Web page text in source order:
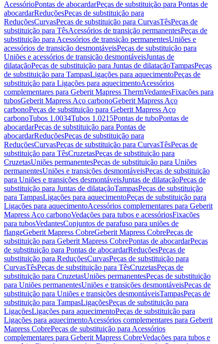
AcessórioPontas de abocardarPeças de substituição para Pontas de
abocardarReduçõesPeças de substituição para
ReduçõesCurvasPeças de substituição para CurvasTêsPeças de
substituição para TêsAcessórios de transição permanentesPeças de
substituição para Acessórios de transição permanentesUniões e
acessórios de transição desmontáveisPeças de substituição para
Uniões e acessórios de transição desmontáveisJuntas de
dilataçãoPeças de substituição para Juntas de dilataçãoTampasPeças
de substituição para TampasLigações para aquecimentoPeças de
substituição para Ligações para aquecimentoAcessórios
complementares para Geberit Mapress ThermVedantesFixações para
tubosGeberit Mapress Aço carbonoGeberit Mapress Aço
carbonoPeças de substituição para Geberit Mapress Aço
carbonoTubos 1.0034Tubos 1.0215Pontas de tuboPontas de
abocardarPeças de substituição para Pontas de
abocardarReduçõesPeças de substituição para
ReduçõesCurvasPeças de substituição para CurvasTêsPeças de
substituição para TêsCruzetasPeças de substituição para
CruzetasUniões permanentesPeças de substituição para Uniões
permanentesUniões e transições desmontáveisPeças de substituição
para Uniões e transições desmontáveisJuntas de dilataçãoPeças de
substituição para Juntas de dilataçãoTampasPeças de substituição
para TampasLigações para aquecimentoPeças de substituição para
Ligações para aquecimentoAcessórios complementares para Geberit
Mapress Aço carbonoVedações para tubos e acessóriosFixações
para tubosVedantesConjuntos de parafuso para uniões de
flangeGeberit Mapress CobreGeberit Mapress CobrePeças de
substituição para Geberit Mapress CobrePontas de abocardarPeças
de substituição para Pontas de abocardarReduçõesPeças de
substituição para ReduçõesCurvasPeças de substituição para
CurvasTêsPeças de substituição para TêsCruzetasPeças de
substituição para CruzetasUniões permanentesPeças de substituição
para Uniões permanentesUniões e transições desmontáveisPeças de
substituição para Uniões e transições desmontáveisTampasPeças de
substituição para TampasLigaçõesPeças de substituição para
LigaçõesLigações para aquecimentoPeças de substituição para
Ligações para aquecimentoAcessórios complementares para Geberit
Mapress CobrePeças de substituição para Acessórios
complementares para Geberit Mapress CobreVedações para tubos e